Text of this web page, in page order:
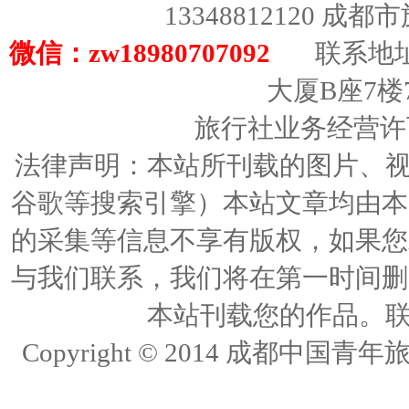
13348812120 成都
微信：zw18980707092
联系地
大厦B座7
旅行社业务经营
法律声明：本站所刊载的图片、
谷歌等搜索引擎）本站文章均由
的采集等信息不享有版权，如果
与我们联系，我们将在第一时间
本站刊载您的作品。
Copyright © 2014 成都中国青年